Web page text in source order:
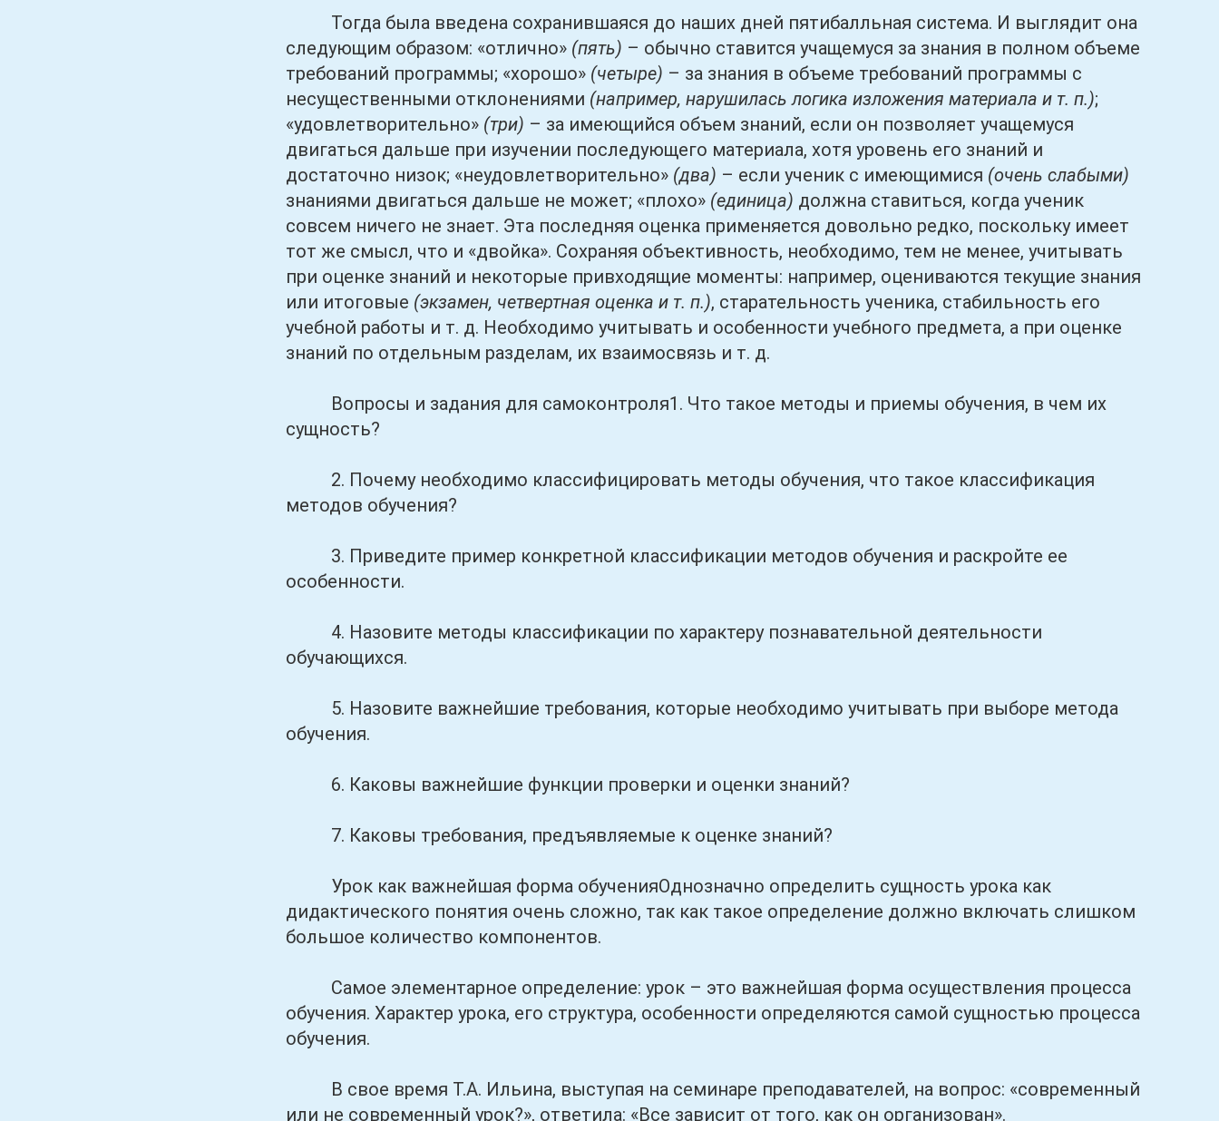
Тогда была введена сохранившаяся до наших дней пятибалльная система. И выглядит она
следующим образом: «отлично» (пять) – обычно ставится учащемуся за знания в полном объеме
требований программы; «хорошо» (четыре) – за знания в объеме требований программы с
несущественными отклонениями (например, нарушилась логика изложения материала и т. п.);
«удовлетворительно» (три) – за имеющийся объем знаний, если он позволяет учащемуся
двигаться дальше при изучении последующего материала, хотя уровень его знаний и
достаточно низок; «неудовлетворительно» (два) – если ученик с имеющимися (очень слабыми)
знаниями двигаться дальше не может; «плохо» (единица) должна ставиться, когда ученик
совсем ничего не знает. Эта последняя оценка применяется довольно редко, поскольку имеет
тот же смысл, что и «двойка». Сохраняя объективность, необходимо, тем не менее, учитывать
при оценке знаний и некоторые привходящие моменты: например, оцениваются текущие знания
или итоговые (экзамен, четвертная оценка и т. п.), старательность ученика, стабильность его
учебной работы и т. д. Необходимо учитывать и особенности учебного предмета, а при оценке
знаний по отдельным разделам, их взаимосвязь и т. д.
Вопросы и задания для самоконтроля1. Что такое методы и приемы обучения, в чем их
сущность?
2. Почему необходимо классифицировать методы обучения, что такое классификация
методов обучения?
3. Приведите пример конкретной классификации методов обучения и раскройте ее
особенности.
4. Назовите методы классификации по характеру познавательной деятельности
обучающихся.
5. Назовите важнейшие требования, которые необходимо учитывать при выборе метода
обучения.
6. Каковы важнейшие функции проверки и оценки знаний?
7. Каковы требования, предъявляемые к оценке знаний?
Урок как важнейшая форма обученияОднозначно определить сущность урока как
дидактического понятия очень сложно, так как такое определение должно включать слишком
большое количество компонентов.
Самое элементарное определение: урок – это важнейшая форма осуществления процесса
обучения. Характер урока, его структура, особенности определяются самой сущностью процесса
обучения.
В свое время Т.А. Ильина, выступая на семинаре преподавателей, на вопрос: «современный
или не современный урок?», ответила: «Все зависит от того, как он организован».